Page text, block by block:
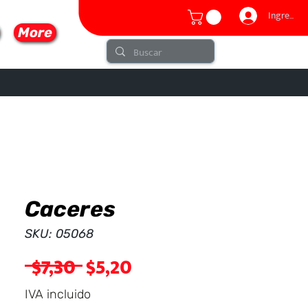
More
Ingresar
Caceres
SKU: 05068
$7,30 Precio
$5,20
IVA incluido